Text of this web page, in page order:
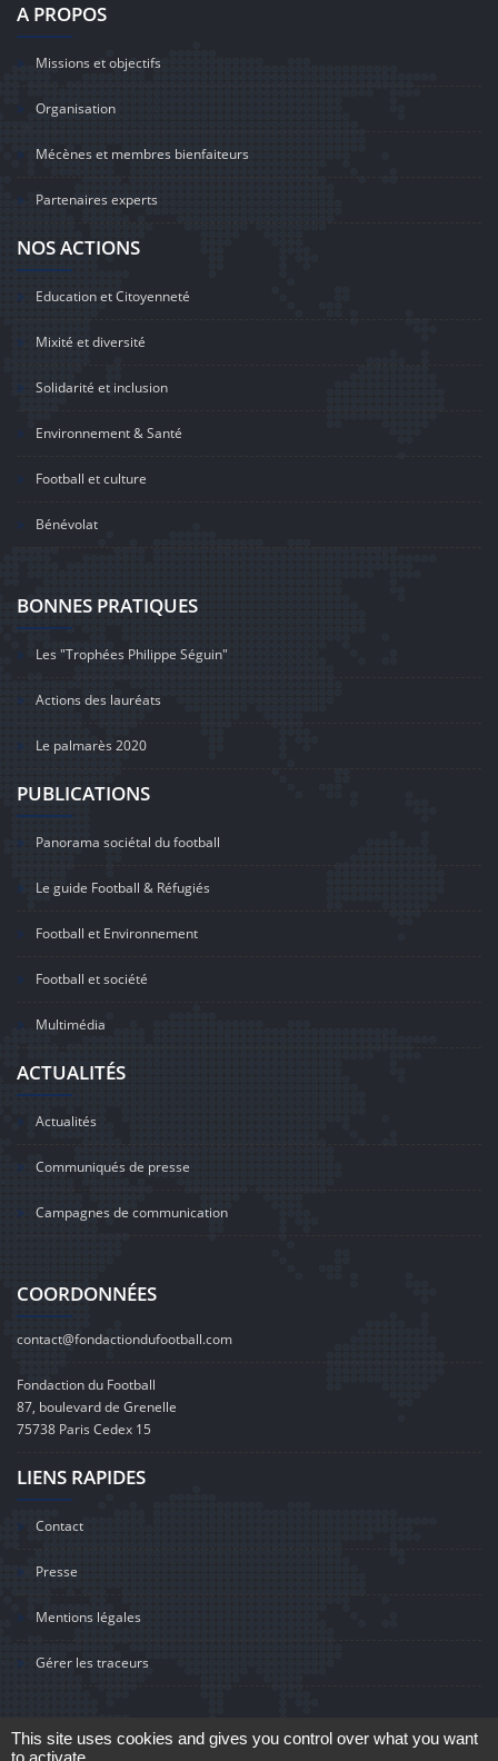
A PROPOS
Missions et objectifs
Organisation
Mécènes et membres bienfaiteurs
Partenaires experts
NOS ACTIONS
Education et Citoyenneté
Mixité et diversité
Solidarité et inclusion
Environnement & Santé
Football et culture
Bénévolat
BONNES PRATIQUES
Les "Trophées Philippe Séguin"
Actions des lauréats
Le palmarès 2020
PUBLICATIONS
Panorama sociétal du football
Le guide Football & Réfugiés
Football et Environnement
Football et société
Multimédia
ACTUALITÉS
Actualités
Communiqués de presse
Campagnes de communication
COORDONNÉES
contact@fondactiondufootball.com
Fondaction du Football
87, boulevard de Grenelle
75738 Paris Cedex 15
LIENS RAPIDES
Contact
Presse
Mentions légales
Gérer les traceurs
This site uses cookies and gives you control over what you want
to activate